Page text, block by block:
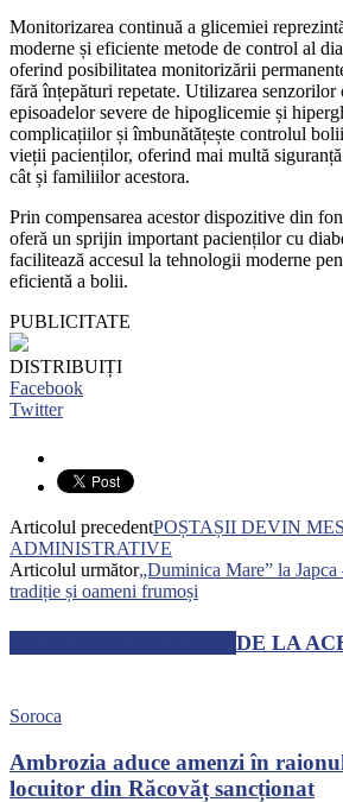
Monitorizarea continuă a glicemiei
moderne și eficiente metode de control al
oferind posibilitatea monitorizării
fără înțepături repetate. Utilizarea senzorilor
episoadelor severe de hipoglicemie și
complicațiilor și îmbunătățește controlul
vieții pacienților, oferind mai multă
cât și familiilor acestora.
Prin compensarea acestor dispozitive din
oferă un sprijin important pacienților cu
facilitează accesul la tehnologii moderne
eficientă a bolii.
PUBLICITATE
DISTRIBUIȚI
Facebook
Twitter
Articolul precedentPOȘTAȘII DEVIN
ADMINISTRATIVE
Articolul următor„Duminica Mare” la
tradiție și oameni frumoși
DE LA
Soroca
Ambrozia aduce amenzi în
locuitor din Răcovăț sancționat